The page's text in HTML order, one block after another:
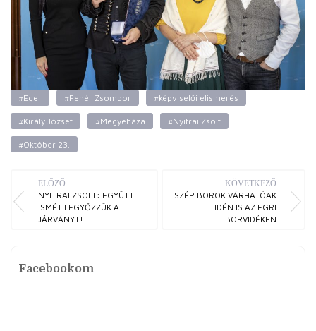
#Eger #Fehér Zsombor #képviselői elismerés
#Király József #Megyeháza #Nyitrai Zsolt
#Október 23.
ELŐZŐ
NYITRAI ZSOLT: EGYÜTT
ISMÉT LEGYŐZZÜK A
JÁRVÁNYT!
KÖVETKEZŐ
SZÉP BOROK VÁRHATÓAK
IDÉN IS AZ EGRI
BORVIDÉKEN
Facebookom